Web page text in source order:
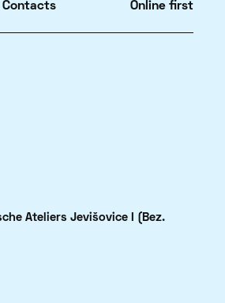
Contacts Online first
Ateliers Jevišovice I (Bez.